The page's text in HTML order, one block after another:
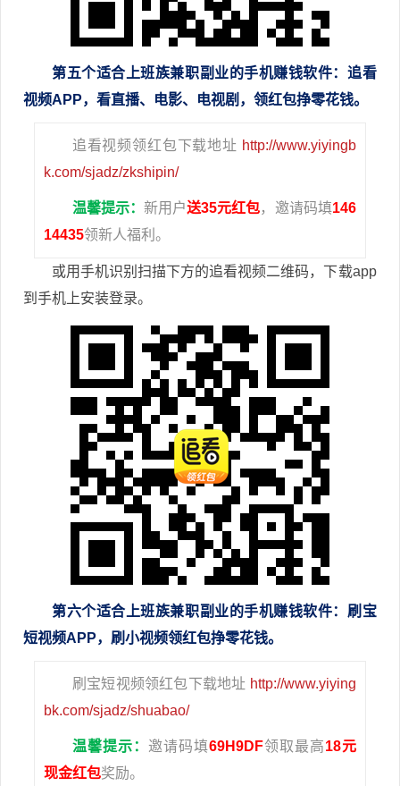
第五个适合 上班族兼职副业的手机赚钱软件：追看
视频APP，看直播、电影、电视剧，领红包挣零花钱。
追看视频领红包下载地址 http://www.yiyingb
k.com/sjadz/zkshipin/
温馨提示：新用户送35元红包，邀请码填146
14435领新人福利。
或用手机识别扫描下方的追看视频二维码，下载app
到手机上安装登录。
第六个适合 上班族兼职副业的手机赚钱软件：刷宝
短视频APP，刷小视频领红包挣零花钱。
刷宝短视频领红包下载地址 http://www.yiying
bk.com/sjadz/shuabao/
温馨提示： 邀请码填69H9DF领取最高18元
现金红包奖励。